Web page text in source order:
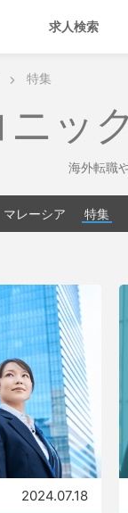
求人検索
特集
ニッ
海外転職
マレーシア 特集
2024.07.18